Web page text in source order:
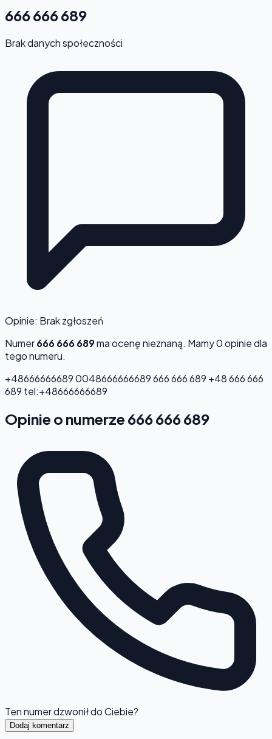
666 666 689
Brak danych społeczności
Opinie: Brak zgłoszeń
Numer666 666 689ma ocenęnieznaną. Mamy 0 opinie dla
tego numeru.
+486666666890048666666689666 666 689 +48 666 666
689 tel:+48666666689
Opinie o numerze 666 666 689
Ten numer dzwonił do Ciebie?
Dodaj komentarz